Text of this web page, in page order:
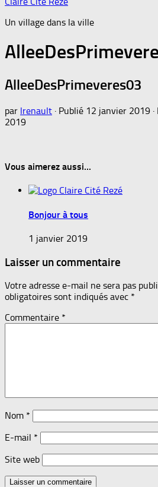
Un village dans la ville
AlleeDesPrimeveres03
par lrenault · Publié 12 janvier 2019
2019
Vous aimerez aussi...
Bonjour à tous
1 janvier 2019
Laisser un commentaire
Votre adresse e-mail ne sera pas
obligatoires sont indiqués avec *
Commentaire *
Nom *
E-mail *
Site web